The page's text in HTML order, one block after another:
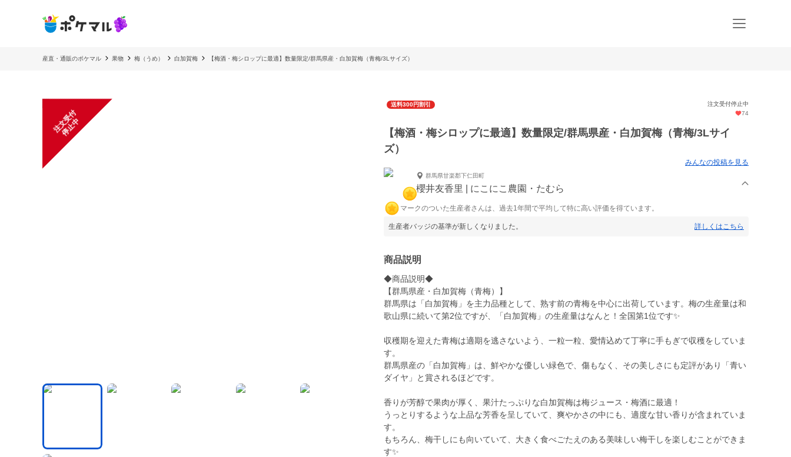
産直・通販のポケマル 果物 梅（うめ） 白加賀梅 【梅酒・梅シロップに最適】数量限定/群馬県産・白加賀梅（青梅/3Lサイズ）
注
文
受
付
停
止
中
送料300円割引
注文受付停止中
74
【梅酒・梅シロップに最適】数量限定/群馬県産・白加賀梅（青梅/3Lサイ
ズ）
みんなの投稿を見る
群馬県甘楽郡下仁田町
櫻井友香里 | にこにこ農園・たむら
マークのついた生産者さんは、過去1年間で平均して特に高い評価を得ています。
生産者バッジの基準が新しくなりました。 詳しくはこちら
商品説明
◆商品説明◆
【群馬県産・白加賀梅（青梅）】
群馬県は「白加賀梅」を主力品種として、熟す前の青梅を中心に出荷しています。梅の生産量は和
歌山県に続いて第2位ですが、「白加賀梅」の生産量はなんと！全国第1位です✨
収穫期を迎えた青梅は適期を逃さないよう、一粒一粒、愛情込めて丁寧に手もぎで収穫をしていま
す。
群馬県産の「白加賀梅」は、鮮やかな優しい緑色で、傷もなく、その美しさにも定評があり「青い
ダイヤ」と賞されるほどです。
香りが芳醇で果肉が厚く、果汁たっぷりな白加賀梅は梅ジュース・梅酒に最適！
うっとりするような上品な芳香を呈していて、爽やかさの中にも、適度な甘い香りが含まれていま
す。
もちろん、梅干しにも向いていて、大きく食べごたえのある美味しい梅干しを楽しむことができま
す✨